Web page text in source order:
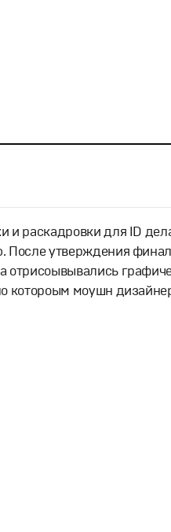
и раскадровки для ID
После утверждения
отрисоывывались
котороым моушн